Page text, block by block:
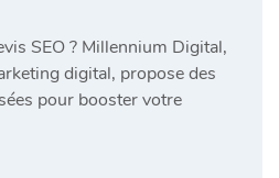
SEO ? Millennium Digital,
digital, propose des
pour booster votre